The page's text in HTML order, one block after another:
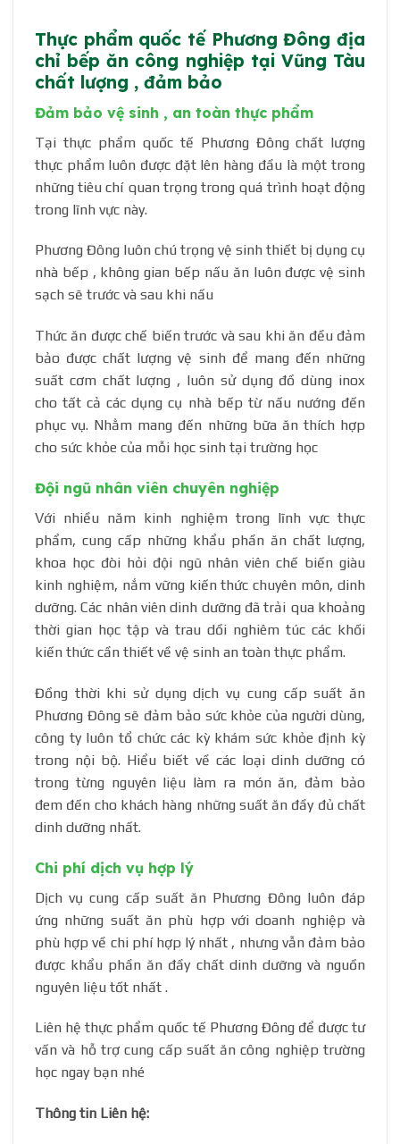
Thực phẩm quốc tế Phương Đông địa
chỉ bếp ăn công nghiệp tại Vũng Tàu
chất lượng , đảm bảo
Đảm bảo vệ sinh , an toàn thực phẩm
Tại thực phẩm quốc tế Phương Đông chất lượng
thực phẩm luôn được đặt lên hàng đầu là một trong
những tiêu chí quan trọng trong quá trình hoạt động
trong lĩnh vực này.
Phương Đông luôn chú trọng vệ sinh thiết bị dụng cụ
nhà bếp , không gian bếp nấu ăn luôn được vệ sinh
sạch sẽ trước và sau khi nấu
Thức ăn được chế biến trước và sau khi ăn đều đảm
bảo được chất lượng vệ sinh để mang đến những
suất cơm chất lượng , luôn sử dụng đồ dùng inox
cho tất cả các dụng cụ nhà bếp từ nấu nướng đến
phục vụ. Nhằm mang đến những bữa ăn thích hợp
cho sức khỏe của mỗi học sinh tại trường học
Đội ngũ nhân viên chuyên nghiệp
Với nhiều năm kinh nghiệm trong lĩnh vực thực
phẩm, cung cấp những khẩu phần ăn chất lượng,
khoa học đòi hỏi đội ngũ nhân viên chế biến giàu
kinh nghiệm, nắm vững kiến thức chuyên môn, dinh
dưỡng. Các nhân viên dinh dưỡng đã trải qua khoảng
thời gian học tập và trau dồi nghiêm túc các khối
kiến thức cần thiết về vệ sinh an toàn thực phẩm.
Đồng thời khi sử dụng dịch vụ cung cấp suất ăn
Phương Đông sẽ đảm bảo sức khỏe của người dùng,
công ty luôn tổ chức các kỳ khám sức khỏe định kỳ
trong nội bộ. Hiểu biết về các loại dinh dưỡng có
trong từng nguyên liệu làm ra món ăn, đảm bảo
đem đến cho khách hàng những suất ăn đầy đủ chất
dinh dưỡng nhất.
Chi phí dịch vụ hợp lý
Dịch vụ cung cấp suất ăn Phương Đông luôn đáp
ứng những suất ăn phù hợp với doanh nghiệp và
phù hợp về chi phí hợp lý nhất , nhưng vẫn đảm bảo
được khẩu phần ăn đầy chất dinh dưỡng và nguồn
nguyên liệu tốt nhất .
Liên hệ thực phẩm quốc tế Phương Đông để được tư
vấn và hỗ trợ cung cấp suất ăn công nghiệp trường
học ngay bạn nhé
Thông tin Liên hệ: